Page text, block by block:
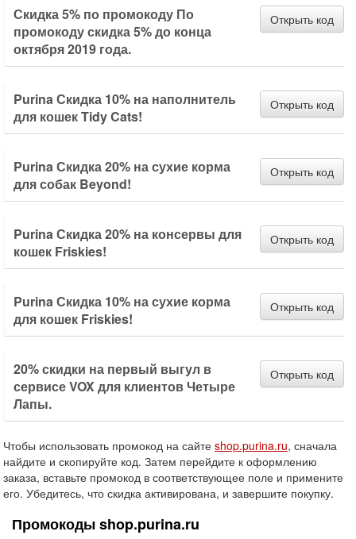
Скидка 5% по промокоду По
промокоду скидка 5% до конца
октября 2019 года.
Открыть код
Purina Скидка 10% на наполнитель
для кошек Tidy Cats!
Открыть код
Purina Скидка 20% на сухие корма
для собак Beyond!
Открыть код
Purina Скидка 20% на консервы для
кошек Friskies!
Открыть код
Purina Скидка 10% на сухие корма
для кошек Friskies!
Открыть код
20% скидки на первый выгул в
сервисе VOX для клиентов Четыре
Лапы.
Открыть код
Чтобы использовать промокод на сайте shop.purina.ru, сначала
найдите и скопируйте код. Затем перейдите к оформлению
заказа, вставьте промокод в соответствующее поле и примените
его. Убедитесь, что скидка активирована, и завершите покупку.
Промокоды shop.purina.ru